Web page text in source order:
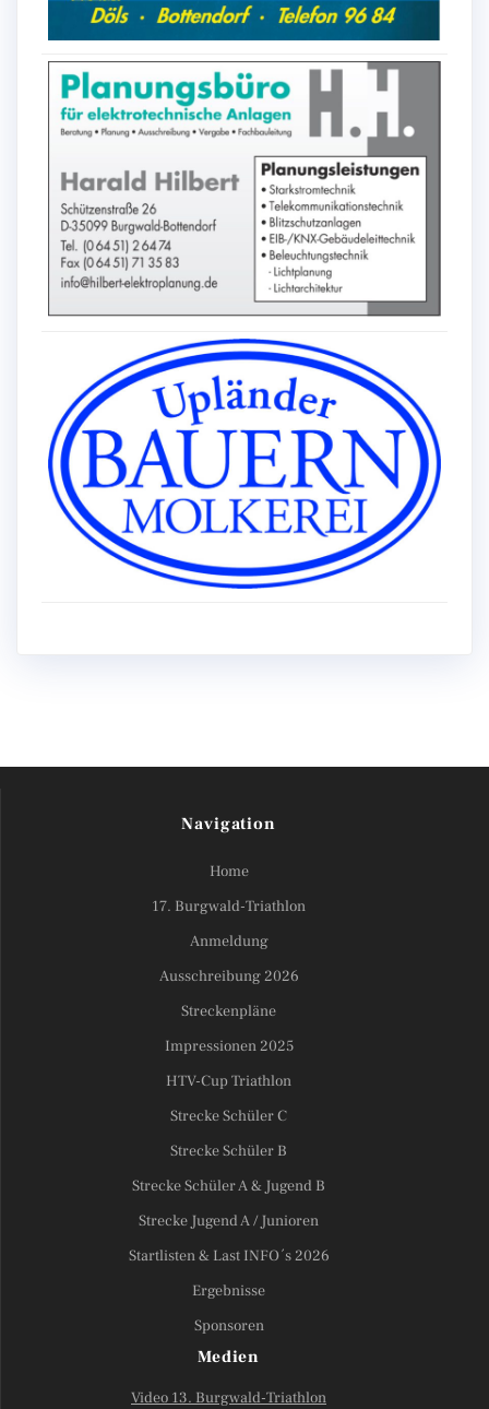
Navigation
Home
17. Burgwald-Triathlon
Anmeldung
Ausschreibung 2026
Streckenpläne
Impressionen 2025
HTV-Cup Triathlon
Strecke Schüler C
Strecke Schüler B
Strecke Schüler A & Jugend B
Strecke Jugend A / Junioren
Startlisten & Last INFO´s 2026
Ergebnisse
Sponsoren
Medien
Video 13. Burgwald-Triathlon